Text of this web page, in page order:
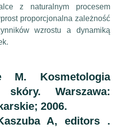
z naturalnym procesem
proporcjonalna zależność
wzrostu a dynamiką
M. Kosmetologia
Warszawa:
2006.
A, editors .